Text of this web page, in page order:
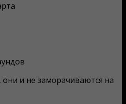
и не заморачиваются на